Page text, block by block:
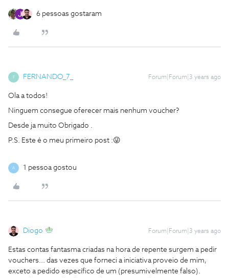
6 pessoas gostaram
F FERNANDO_7_ Forum|Forum|3 years ago
Ola a todos!
Ninguem consegue oferecer mais nenhum voucher?
Desde ja muito Obrigado .
P.S. Este é o meu primeiro post :😜
A 1 pessoa gostou
Diogo Forum|Forum|3 years ago
Estas contas fantasma criadas na hora de repente surgem a pedir
vouchers... das vezes que forneci a iniciativa proveio de mim,
exceto a pedido específico de um (presumivelmente falso).